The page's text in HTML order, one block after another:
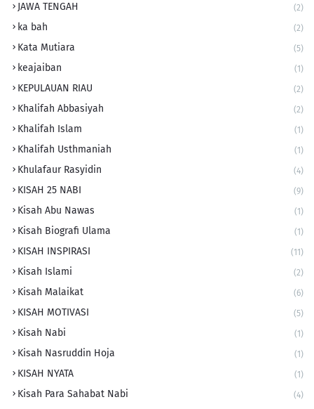
JAWA TENGAH (2)
ka bah (2)
Kata Mutiara (5)
keajaiban (1)
KEPULAUAN RIAU (2)
Khalifah Abbasiyah (2)
Khalifah Islam (1)
Khalifah Usthmaniah (1)
Khulafaur Rasyidin (4)
KISAH 25 NABI (9)
Kisah Abu Nawas (1)
Kisah Biografi Ulama (1)
KISAH INSPIRASI (11)
Kisah Islami (2)
Kisah Malaikat (6)
KISAH MOTIVASI (5)
Kisah Nabi (1)
Kisah Nasruddin Hoja (1)
KISAH NYATA (1)
Kisah Para Sahabat Nabi (4)